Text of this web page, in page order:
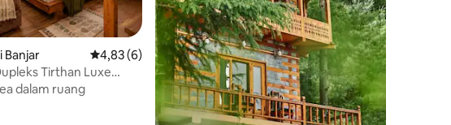
Banjar Nilai rata-rata 4,83 dari 5, 6 ulasan
4,83 (6)
Tirthan Luxe
Jibhi
dalam ruang